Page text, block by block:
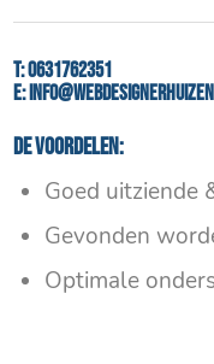
T:0631762351
E:
De voordelen:
Goed uitziende
Gevonden
Optimale